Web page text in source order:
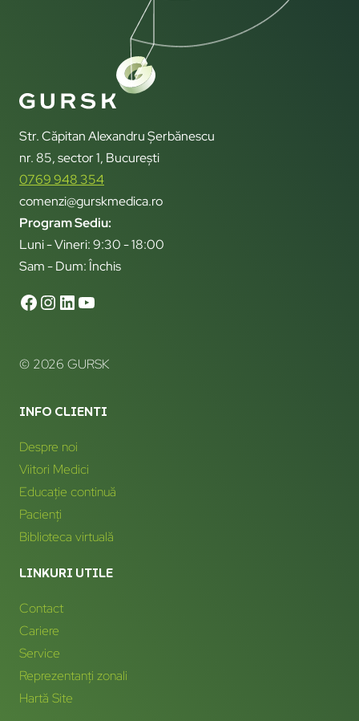
Str. Căpitan Alexandru Șerbănescu
nr. 85, sector 1, București
0769 948 354
comenzi@gurskmedica.ro
Program Sediu:
Luni - Vineri: 9:30 - 18:00
Sam - Dum: Închis
© 2026 GURSK
INFO CLIENTI
Despre noi
Viitori Medici
Educație continuă
Pacienți
Biblioteca virtuală
LINKURI UTILE
Contact
Cariere
Service
Reprezentanți zonali
Hartă Site